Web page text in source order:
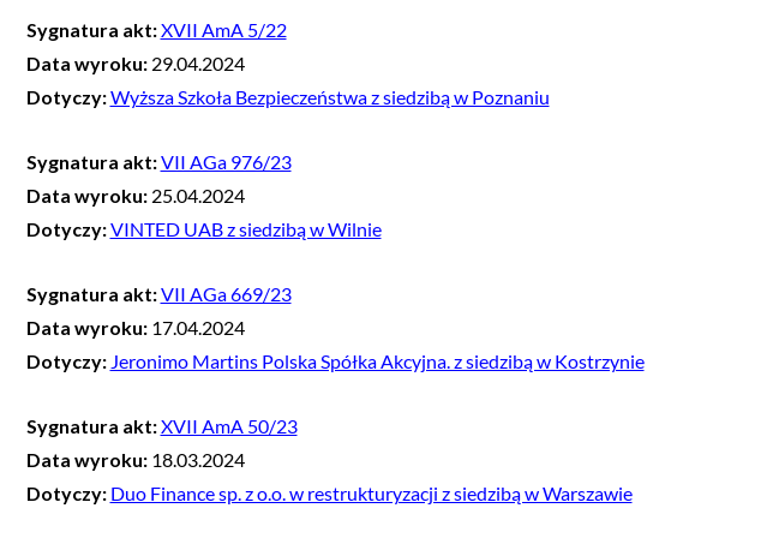
Sygnatura akt:XVII AmA 5/22
Data wyroku: 29.04.2024
Dotyczy:Wyższa Szkoła Bezpieczeństwa z siedzibą w Poznaniu
Sygnatura akt:VII AGa 976/23
Data wyroku: 25.04.2024
Dotyczy:VINTED UAB z siedzibą w Wilnie
Sygnatura akt:VII AGa 669/23
Data wyroku: 17.04.2024
Dotyczy: Jeronimo Martins Polska Spółka Akcyjna. z siedzibą w Kostrzynie
Sygnatura akt:XVII AmA 50/23
Data wyroku: 18.03.2024
Dotyczy: Duo Finance sp. z o.o. w restrukturyzacji z siedzibą w Warszawie